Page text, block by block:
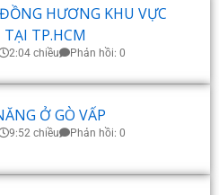
HƯƠNG KHU VỰC
TẠI TP.HCM
2:04 chiều Phản hồi: 0
Ở GÒ VẤP
9:52 chiều Phản hồi: 0